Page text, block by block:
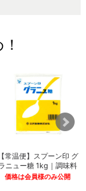
【常温便】スプーン印 グ
ニュー糖 1kg｜調味料
価格は会員様のみ公開